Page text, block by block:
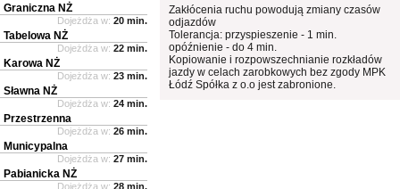
Zakłócenia ruchu powodują zmiany czasów
odjazdów
Tolerancja: przyspieszenie - 1 min.
opóźnienie - do 4 min.
Kopiowanie i rozpowszechnianie rozkładów
jazdy w celach zarobkowych bez zgody MPK
Łódź Spółka z o.o jest zabronione.
Graniczna NŻ
Dojeżdża w: 20 min.
Tabelowa NŻ
Dojeżdża w: 22 min.
Karowa NŻ
Dojeżdża w: 23 min.
Sławna NŻ
Dojeżdża w: 24 min.
Przestrzenna
Dojeżdża w: 26 min.
Municypalna
Dojeżdża w: 27 min.
Pabianicka NŻ
Dojeżdża w: 28 min.